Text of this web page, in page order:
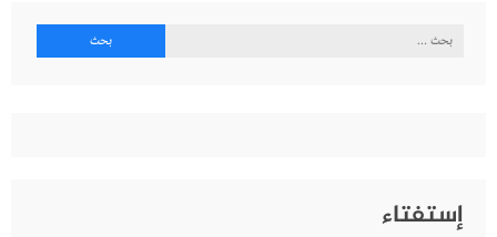
البحث
إستفتاء